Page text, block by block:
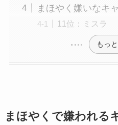
まほやく嫌いなキ
11位：ミスラ
もっ
まほやくで嫌われる